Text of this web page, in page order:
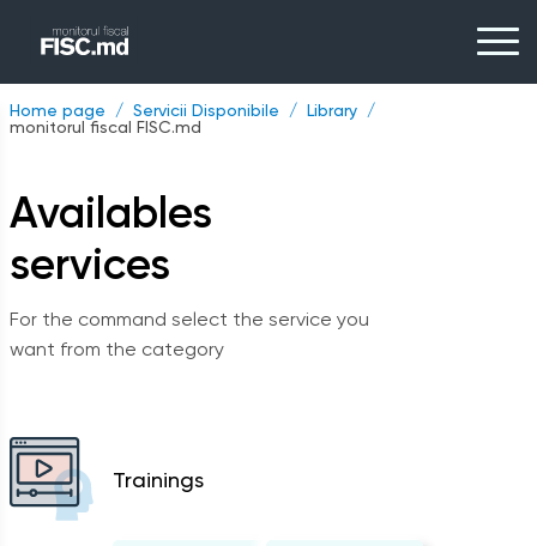
Home page Servicii Disponibile
Library
monitorul fiscal FISC.md
Availables
services
For the command select the service you
want from the category
Trainings